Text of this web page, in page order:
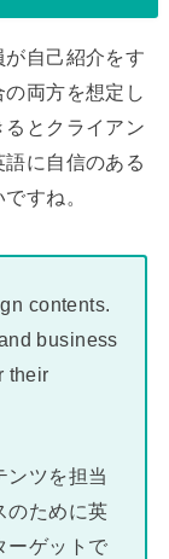
自己紹介をす
両方を想定し
とクライアン
語に自信のある
すね。
contents.
business
their
ンツを担当
のために英
ーゲットで